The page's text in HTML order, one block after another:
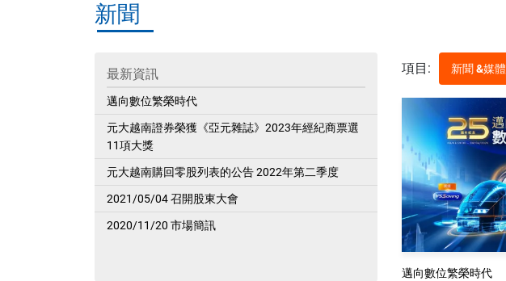
新聞
最新資訊
邁向數位繁榮時代
元大越南證券榮獲《亞元雜誌》2023年經紀商票選
11項大獎
元大越南購回零股列表的公告 2022年第二季度
2021/05/04 召開股東大會
2020/11/20 市場簡訊
項目: 新聞 &媒體
邁向數位繁榮時代